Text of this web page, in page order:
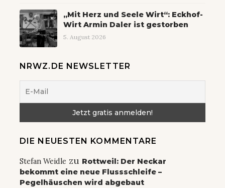
„Mit Herz und Seele Wirt“: Eckhof-
Wirt Armin Daler ist gestorben
5. August 2026
NRWZ.DE NEWSLETTER
DIE NEUESTEN KOMMENTARE
Stefan Weidle zu Rottweil: Der Neckar
bekommt eine neue Flussschleife –
Pegelhäuschen wird abgebaut